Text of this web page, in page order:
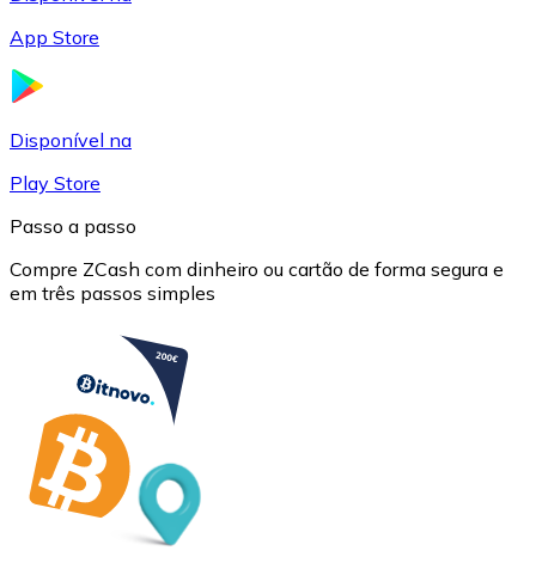
USDC
Litecoin
LTC
App Store
Disponível na
Play Store
Passo a passo
Compre ZCash com dinheiro ou cartão de forma segura e
em três passos simples